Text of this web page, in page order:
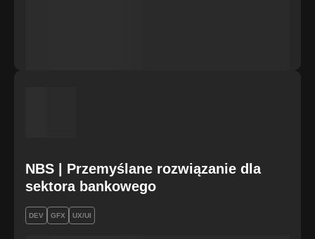
NBS | Przemyślane rozwiązanie dla
sektora bankowego
DEV GFX UX/UI